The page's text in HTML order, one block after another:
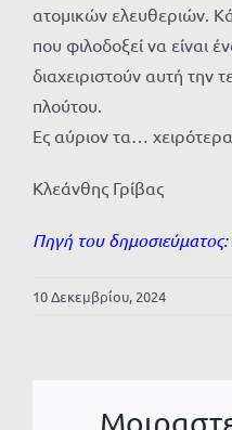
ατομικών ελευθεριών.
που φιλοδοξεί να είναι
διαχειριστούν αυτή
πλούτου.
Ες αύριον τα…
Κλεάνθης Γρίβας
Πηγή του δημοσιεύματος:
10 Δεκεμβρίου, 2024